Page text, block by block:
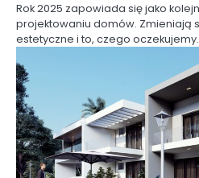
Rok 2025 zapowiada się jako
projektowaniu domów. Zmieniają
estetyczne i to, czego